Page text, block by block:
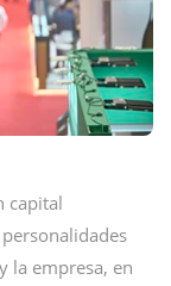
capital
la empresa, en